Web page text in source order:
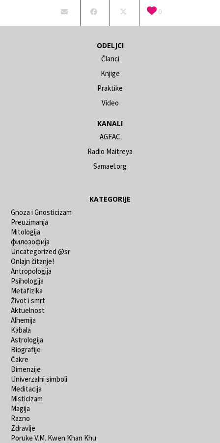
0
ODELJCI
Članci
Knjige
Praktike
Video
KANALI
AGEAC
Radio Maitreya
Samael.org
KATEGORIJE
Gnoza i Gnosticizam
Preuzimanja
Mitologija
филозофија
Uncategorized @sr
Onlajn čitanje!
Antropologija
Psihologija
Metafizika
Život i smrt
Aktuelnost
Alhemija
Kabala
Astrologija
Biografije
Čakre
Dimenzije
Univerzalni simboli
Meditacija
Misticizam
Magija
Razno
Zdravlje
Poruke V.M. Kwen Khan Khu